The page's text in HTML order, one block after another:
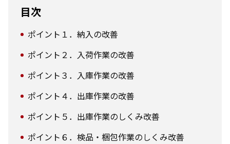
目次
ポイント１．納入の改善
ポイント２．入荷作業の改善
ポイント３．入庫作業の改善
ポイント４．出庫作業の改善
ポイント５．出庫作業のしくみ改善
ポイント６．検品・梱包作業のしくみ改善